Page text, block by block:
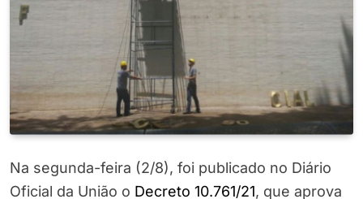
Na segunda-feira (2/8), foi publicado no Diário
Oficial da União o Decreto 10.761/21, que aprova